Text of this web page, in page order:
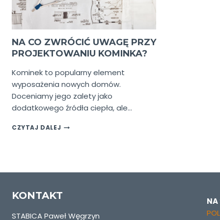
NA CO ZWRÓCIĆ UWAGĘ PRZY
PROJEKTOWANIU KOMINKA?
Kominek to popularny element
wyposażenia nowych domów.
Doceniamy jego zalety jako
dodatkowego źródła ciepła, ale…
CZYTAJ DALEJ NA
PROJEKTOWANIU
KONTAKT
STABICA Paweł Węgrzyn
NA